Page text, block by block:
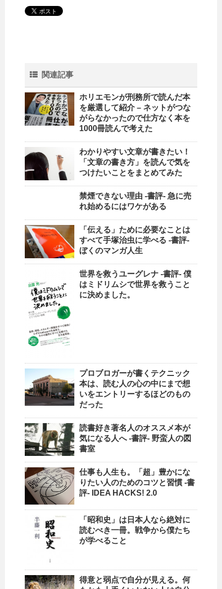
関連記事
ホリエモンが刑務所で読んだ本
を厳選して紹介 – ネットがつな
がらなかったので仕方なく本を
1000冊読んで考えた
わかりやすい文章が書きたい！
「文章の書き方」を読んで気を
つけたいことをまとめてみた
禁煙できない理由 -書評- 急に売
れ始めるにはワケがある
「伝える」ために必要なことは
すべて手塚治虫に学べる -書評-
ぼくのマンガ人生
世界を救うユーグレナ -書評- 僕
はミドリムシで世界を救うこと
に決めました。
プロブロガーが書くテクニック
本は、読む人の心の中にまで想
いをエントリーするほどのもの
だった
読書好き著名人のオススメ本が
気になる人へ -書評- 野蛮人の図
書室
仕事も人生も。「超」豊かにな
りたい人のためのコツと習慣 -書
評- IDEA HACKS! 2.0
「昭和史」は日本人なら絶対に
読むべき一冊。戦争から僕たち
が学べること
得意と弱点で自分が見える。何